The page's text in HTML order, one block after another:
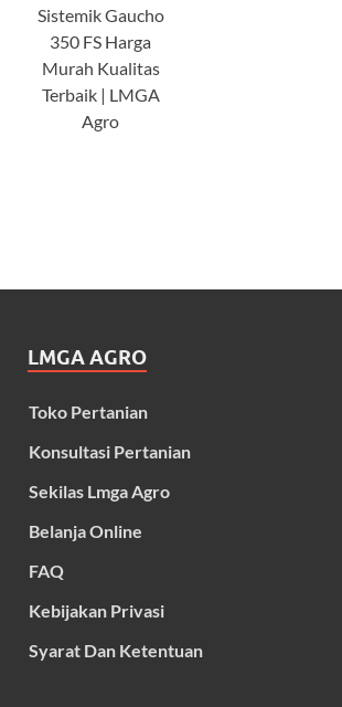
Sistemik Gaucho
350 FS Harga
Murah Kualitas
Terbaik | LMGA
Agro
LMGA AGRO
Toko Pertanian
Konsultasi Pertanian
Sekilas Lmga Agro
Belanja Online
FAQ
Kebijakan Privasi
Syarat Dan Ketentuan